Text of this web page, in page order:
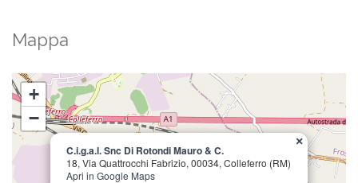
Mappa
C.i.g.a.l. Snc Di Rotondi Mauro & C.
18, Via Quattrocchi Fabrizio, 00034, Colleferro (RM)
Apri in Google Maps
×
+
−